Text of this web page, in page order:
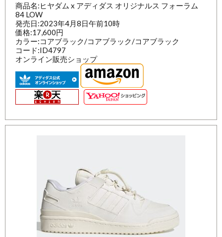
商品名:ヒヤダム x アディダス オリジナルス フォーラム
84 LOW
発売日:2023年4月8日午前10時
価格:17,600円
カラー:コアブラック/コアブラック/コアブラック
コード:ID4797
オンライン販売ショップ